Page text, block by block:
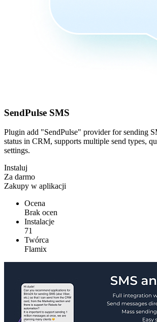
SendPulse SMS
Plugin add "SendPulse" provider for sending
status in CRM, supports multiple send types,
settings.
Instaluj
Za darmo
Zakupy w aplikacji
Ocena
Brak ocen
Instalacje
71
Twórca
Flamix